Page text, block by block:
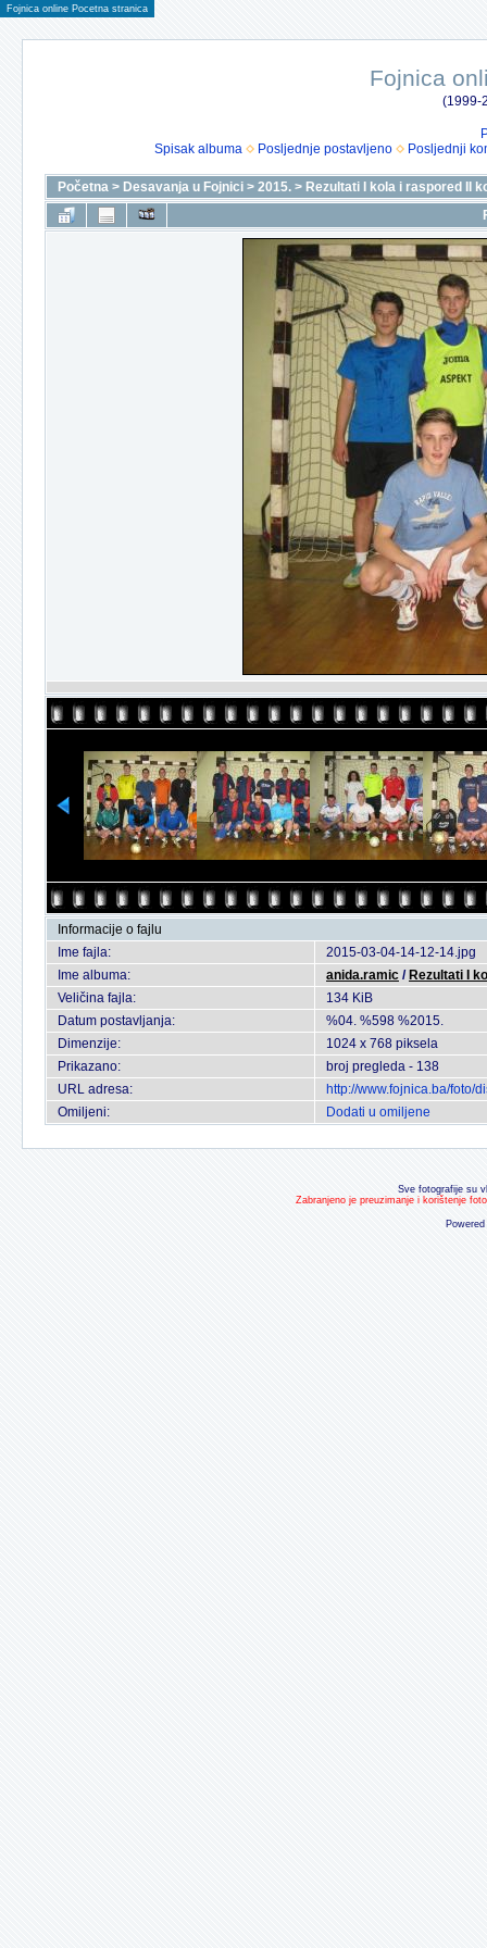
Fojnica online Pocetna stranica
Fojnica
(1999-
Spisak albuma
Posljednje postavljeno Posljednji
Početna > Desavanja u Fojnici > 2015. > Rezultati I kola i raspored II
Informacije o fajlu
Ime fajla:
2015-03-04-14-12-14.jpg
Ime albuma:
anida.ramic / Rezultati I
Veličina fajla:
134 KiB
Datum postavljanja:
%04. %598 %2015.
Dimenzije:
1024 x 768 piksela
Prikazano:
broj pregleda - 138
URL adresa:
http://www.fojnica.ba/foto/
Omiljeni:
Dodati u omiljene
Sve fotografije su
Zabranjeno je preuzimanje i korištenje